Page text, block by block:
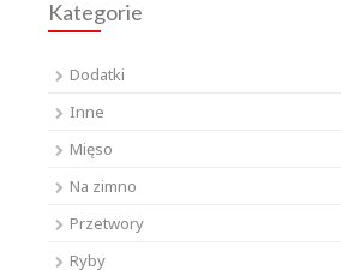
Kategorie
Dodatki
Inne
Mięso
Na zimno
Przetwory
Ryby